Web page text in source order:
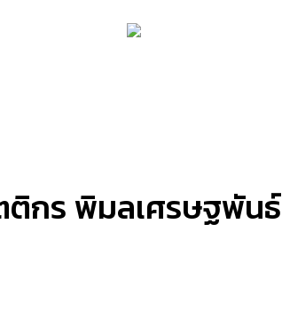
ติกร พิมลเศรษฐพันธ์